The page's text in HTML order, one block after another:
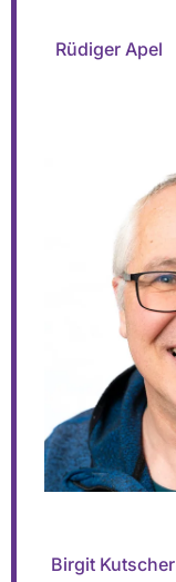
Rüdiger Apel
Birgit Kutscher